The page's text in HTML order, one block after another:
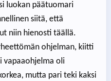
luokan päätuomari
siitä, että
niin hienosti täällä.
ohjelman, kiitti
vapaaohjelma oli
mutta pari teki kaksi